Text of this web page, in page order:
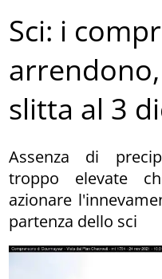
Sci: i
slitta al 3
Assenza di
troppo elevate
azionare
partenza dello sci